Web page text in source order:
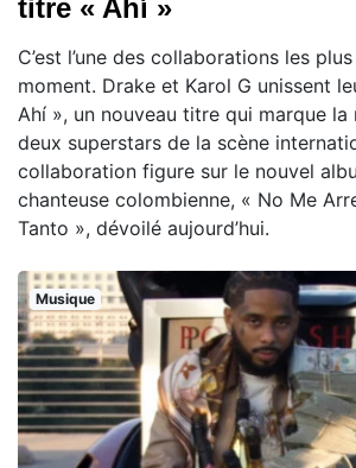
titre « Ahí »
C’est l’une des collaborations les
moment. Drake et Karol G unissent
Ahí », un nouveau titre qui marque
deux superstars de la scène
collaboration figure sur le nouvel
chanteuse colombienne, « No Me
Tanto », dévoilé aujourd’hui.
Musique